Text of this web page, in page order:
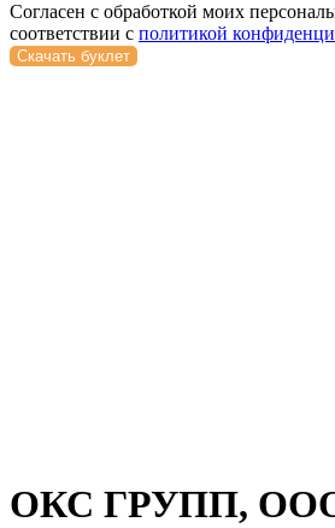
Согласен с обработкой моих
соответствии с политикой
Скачать буклет
ОКС ГРУПП,